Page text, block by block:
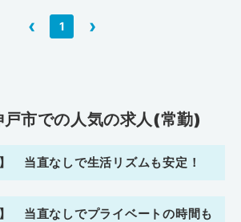
‹ 1 ›
戸市での人気の求人(常勤)
】 当直なしで生活リズムも安定！
】 当直なしでプライベートの時間も